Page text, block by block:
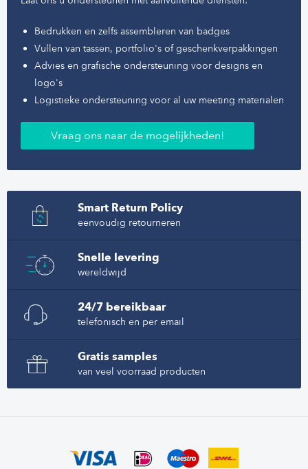
Bedrukken en zelfs assembleren van badges
Vullen van tassen, portfolio's of geschenkverpakkingen
Advies en grafische ondersteuning voor designs en
logo's
Logistieke ondersteuning voor al uw meeting materialen
Vraag ons naar de mogelijkheden!
Smart Return Policy
eenvoudig retourneren
Snelle levering
wereldwijd
24/7 bereikbaar
telefonisch en per email
Gratis samples
van veel voorraad producten